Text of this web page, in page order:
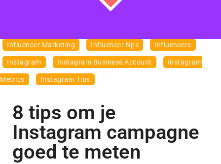
Influencer Marketing Influencer Nps Influencers
Instagram Instagram Business Account Instagram
Metrics Instagram Tips
8 tips om je
Instagram campagne
goed te meten